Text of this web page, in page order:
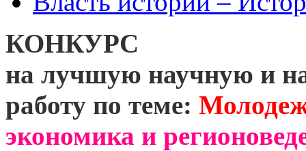
КОНКУРС
на лучшую научную и
работу по теме:
экономика и